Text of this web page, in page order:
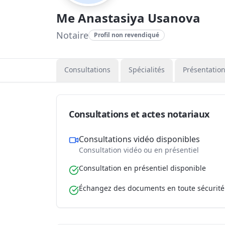
Me Anastasiya Usanova
Notaire Profil non revendiqué
Consultations Spécialités Présentation
Consultations et actes notariaux
Consultations vidéo disponibles
Consultation vidéo ou en présentiel
Consultation en présentiel disponible
Échangez des documents en toute sécurité